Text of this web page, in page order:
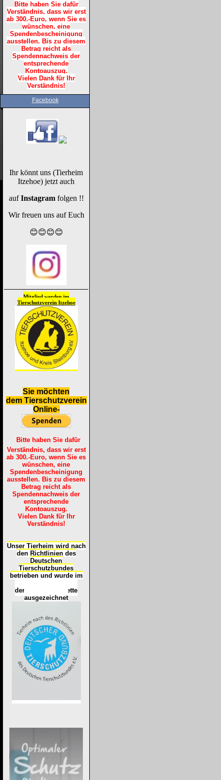
Bitte haben Sie dafür
Verständnis, dass wir erst
ab 300.-Euro, wenn Sie es
wünschen, eine
Spendenbescheinigung
ausstellen. Bis zu diesem
Betrag reicht als
Spendennachweis der
entsprechende
Kontoauszug.
Vielen Dank für Ihr
Verständnis!
Facebook
Ihr könnt uns (Tierheim
Itzehoe) jetzt auch
aufInstagramfolgen !!
Wir freuen uns auf Euch
😊😊😊😊
Mitglied werden im
Tierschutzverein Itzehoe
Sie möchten
dem Tierschutzverein
Online-
Bitte haben Sie dafür
Verständnis, dass wir erst
ab 300.-Euro, wenn Sie es
wünschen, eine
Spendenbescheinigung
ausstellen. Bis zu diesem
Betrag reicht als
Spendennachweis der
entsprechende
Kontoauszug.
Vielen Dank für Ihr
Verständnis!
Unser Tierheim wird nach
den Richtlinien des
Deutschen
Tierschutzbundes
betrieben und wurde im
der
Tierheimplakette
ausgezeichnet